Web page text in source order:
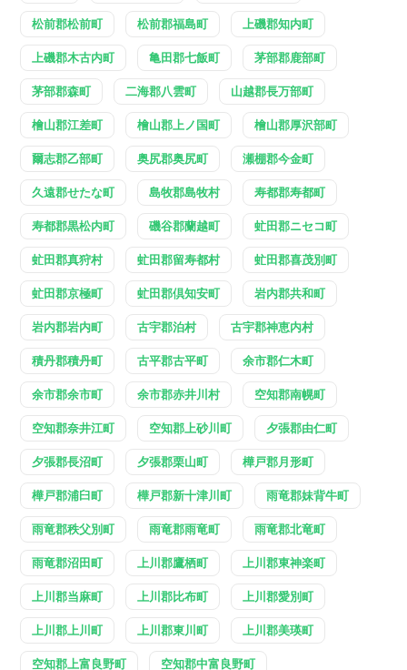
松前郡松前町 松前郡福島町 上磯郡知内町
上磯郡木古内町 亀田郡七飯町 茅部郡鹿部町
茅部郡森町 二海郡八雲町 山越郡長万部町
檜山郡江差町 檜山郡上ノ国町 檜山郡厚沢部町
爾志郡乙部町 奥尻郡奥尻町 瀬棚郡今金町
久遠郡せたな町 島牧郡島牧村 寿都郡寿都町
寿都郡黒松内町 磯谷郡蘭越町 虻田郡ニセコ町
虻田郡真狩村 虻田郡留寿都村 虻田郡喜茂別町
虻田郡京極町 虻田郡倶知安町 岩内郡共和町
岩内郡岩内町 古宇郡泊村 古宇郡神恵内村
積丹郡積丹町 古平郡古平町 余市郡仁木町
余市郡余市町 余市郡赤井川村 空知郡南幌町
空知郡奈井江町 空知郡上砂川町 夕張郡由仁町
夕張郡長沼町 夕張郡栗山町 樺戸郡月形町
樺戸郡浦臼町 樺戸郡新十津川町 雨竜郡妹背牛町
雨竜郡秩父別町 雨竜郡雨竜町 雨竜郡北竜町
雨竜郡沼田町 上川郡鷹栖町 上川郡東神楽町
上川郡当麻町 上川郡比布町 上川郡愛別町
上川郡上川町 上川郡東川町 上川郡美瑛町
空知郡上富良野町 空知郡中富良野町